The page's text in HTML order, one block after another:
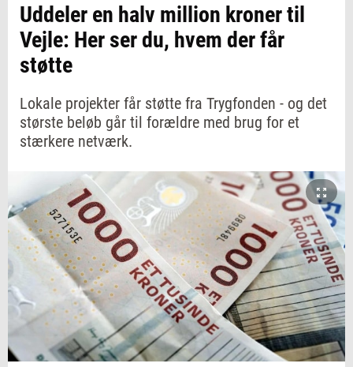
Uddeler en halv million kroner til
Vejle: Her ser du, hvem der får
støtte
Lokale projekter får støtte fra Trygfonden - og det
største beløb går til forældre med brug for et
stærkere netværk.